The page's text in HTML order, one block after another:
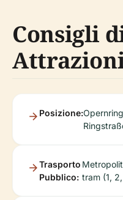
Consigli
Posizione:
Trasporto
Pubblico: tram (1,